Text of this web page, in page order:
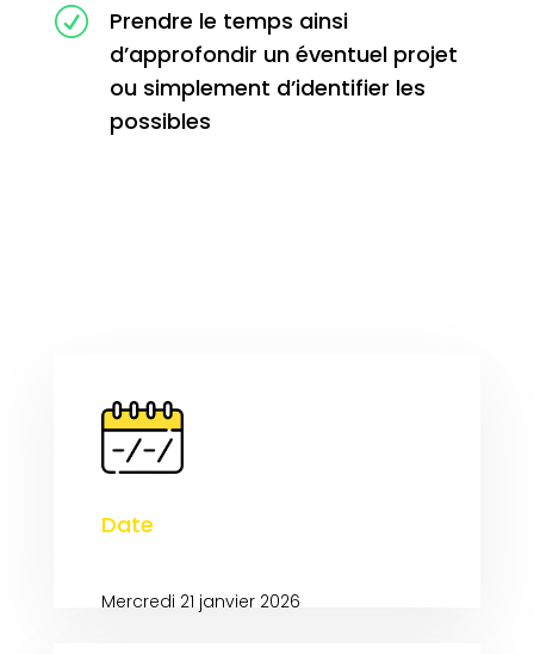
R
Prendre le temps ainsi
d’approfondir un éventuel projet
ou simplement d’identifier les
possibles
Date
Mercredi 21 janvier 2026